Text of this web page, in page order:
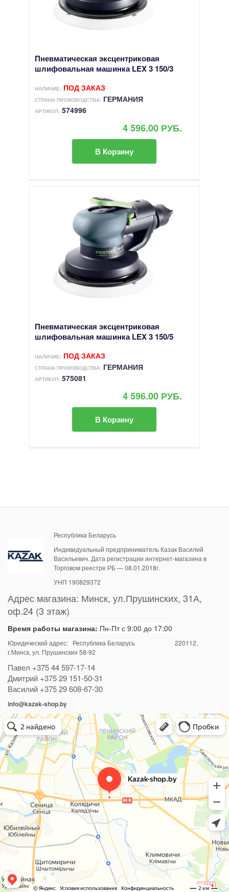
Пневматическая эксцентриковая
шлифовальная машинка LEX 3 150/3
НАЛИЧИЕ: ПОД ЗАКАЗ
СТРАНА ПРОИЗВОДСТВА:ГЕРМАНИЯ
АРТИКУЛ:574996
4 596.00 РУБ.
В Корзину
Пневматическая эксцентриковая
шлифовальная машинка LEX 3 150/5
НАЛИЧИЕ: ПОД ЗАКАЗ
СТРАНА ПРОИЗВОДСТВА:ГЕРМАНИЯ
АРТИКУЛ:575081
4 596.00 РУБ.
В Корзину
Республика Беларусь
Индивидуальный предприниматель Казак Василий
Васильевич. Дата регистрации интернет-магазина в
Торговом реестре РБ — 08.01.2018г.
УНП 190829372
Адрес магазина: Минск, ул.Прушинских, 31А,
оф.24 (3 этаж)
Время работы магазина: Пн-Пт с 9:00 до 17:00
Юридический адрес: Республика Беларусь 220112,
г.Минск, ул. Прушинских 58-92
Павел +375 44 597-17-14
Дмитрий +375 29 151-50-31
Василий +375 29 608-67-30
info@kazak-shop.by